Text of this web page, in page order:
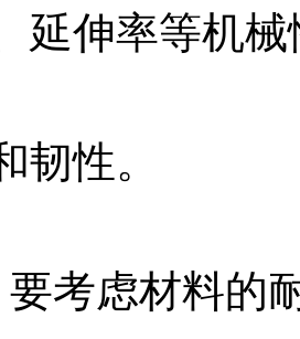
延伸率等机
韧性。
考虑材料的